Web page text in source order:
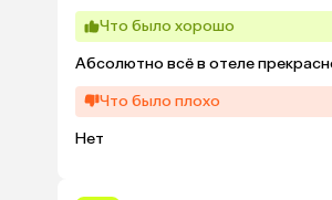
Что было хорошо
Абсолютно всё в отеле
Что было плохо
Нет